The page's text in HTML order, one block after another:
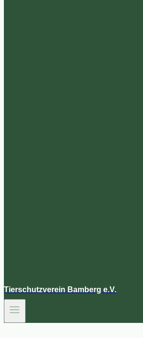
Tierschutzverein Bamberg e.V.